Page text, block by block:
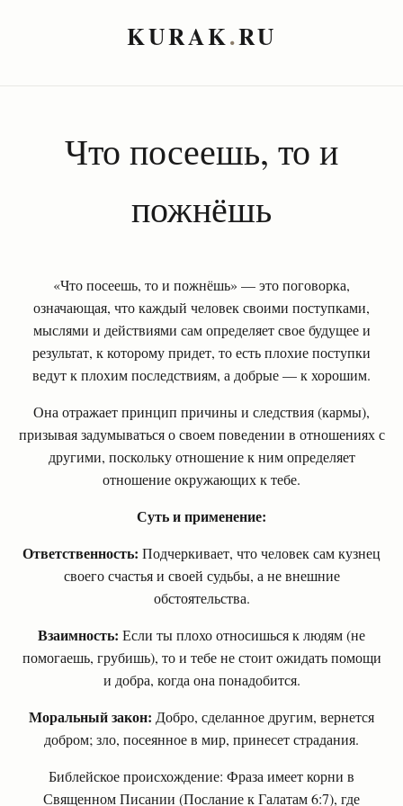
KURAK.RU
Что посеешь, то и
пожнёшь
«Что посеешь, то и пожнёшь» — это поговорка,
означающая, что каждый человек своими поступками,
мыслями и действиями сам определяет свое будущее и
результат, к которому придет, то есть плохие поступки
ведут к плохим последствиям, а добрые — к хорошим.
Она отражает принцип причины и следствия (кармы),
призывая задумываться о своем поведении в отношениях с
другими, поскольку отношение к ним определяет
отношение окружающих к тебе.
Суть и применение:
Ответственность: Подчеркивает, что человек сам кузнец
своего счастья и своей судьбы, а не внешние
обстоятельства.
Взаимность: Если ты плохо относишься к людям (не
помогаешь, грубишь), то и тебе не стоит ожидать помощи
и добра, когда она понадобится.
Моральный закон: Добро, сделанное другим, вернется
добром; зло, посеянное в мир, принесет страдания.
Библейское происхождение: Фраза имеет корни в
Священном Писании (Послание к Галатам 6:7), где